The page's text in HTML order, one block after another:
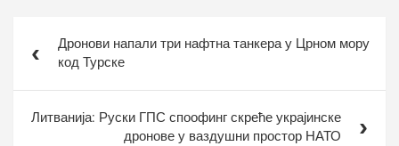
чланкаДронови напали три нафтна танкера у Црном мору
код Турске
Литванија: Руски ГПС споофинг скреће украјинске
дронове у ваздушни простор НАТО